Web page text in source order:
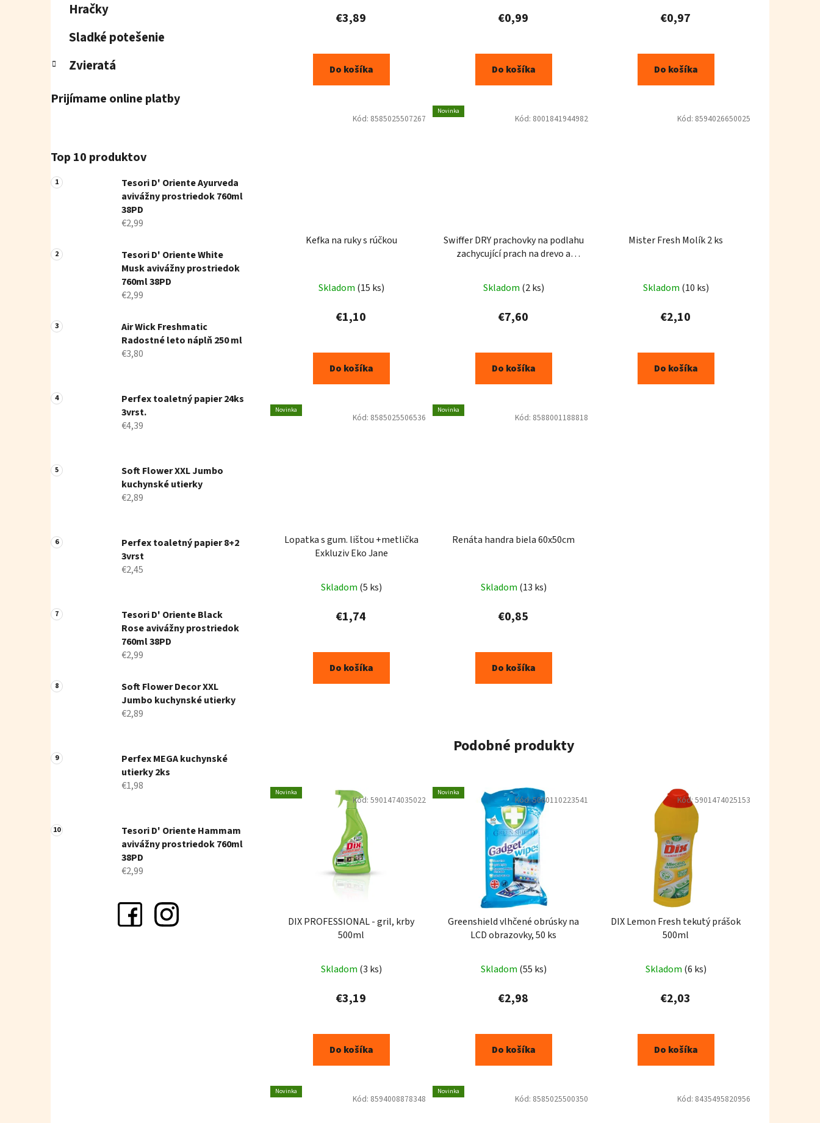
Hračky
Sladké potešenie
Zvieratá
Prijímame online platby
Top 10 produktov
Tesori D' Oriente Ayurveda
avivážny prostriedok 760ml
38PD
€2,99
Tesori D' Oriente White
Musk avivážny prostriedok
760ml 38PD
€2,99
Air Wick Freshmatic
Radostné leto náplň 250 ml
€3,80
Perfex toaletný papier 24ks
3vrst.
€4,39
Soft Flower XXL Jumbo
kuchynské utierky
€2,89
Perfex toaletný papier 8+2
3vrst
€2,45
Tesori D' Oriente Black
Rose avivážny prostriedok
760ml 38PD
€2,99
Soft Flower Decor XXL
Jumbo kuchynské utierky
€2,89
Perfex MEGA kuchynské
utierky 2ks
€1,98
Tesori D' Oriente Hammam
avivážny prostriedok 760ml
38PD
€2,99
€3,89
Do košíka
€0,99
Do košíka
€0,97
Do košíka
Kefka na ruky s rúčkou
Skladom (15 ks)
€1,10
Do košíka
Kód: 8585025507267
Novinka
Swiffer DRY prachovky na podlahu
zachycující prach na drevo a
Skladom (2 ks)
€7,60
Do košíka
Kód: 8001841944982
Mister Fresh Molík 2 ks
Skladom (10 ks)
€2,10
Do košíka
Kód: 8594026650025
Novinka
Lopatka s gum. lištou +metlička
Exkluziv Eko Jane
Skladom (5 ks)
€1,74
Do košíka
Kód: 8585025506536
Novinka
Renáta handra biela 60x50cm
Skladom (13 ks)
€0,85
Do košíka
Kód: 8588001188818
Podobné produkty
Novinka
DIX PROFESSIONAL - gril, krby
500ml
Skladom (3 ks)
€3,19
Do košíka
Kód: 5901474035022
Novinka
Greenshield vlhčené obrúsky na
LCD obrazovky, 50 ks
Skladom (55 ks)
€2,98
Do košíka
Kód:5060110223541
DIX Lemon Fresh tekutý prášok
500ml
Skladom (6 ks)
€2,03
Do košíka
Kód: 5901474025153
Novinka
Kód: 8594008878348
Novinka
Kód: 8585025500350 Kód: 8435495820956